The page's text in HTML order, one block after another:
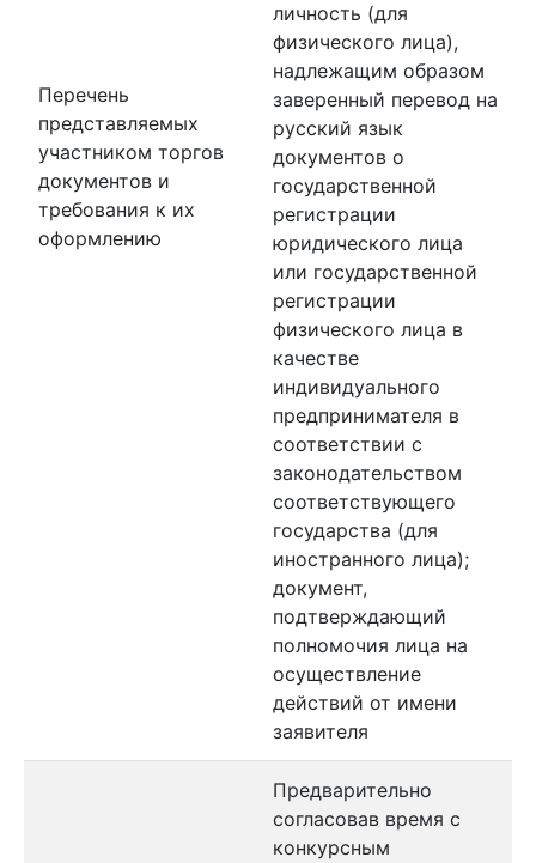
Перечень
представляемых
участником торгов
документов и
требования к их
оформлению
личность (для
физического лица),
надлежащим образом
заверенный перевод на
русский язык
документов о
государственной
регистрации
юридического лица
или государственной
регистрации
физического лица в
качестве
индивидуального
предпринимателя в
соответствии с
законодательством
соответствующего
государства (для
иностранного лица);
документ,
подтверждающий
полномочия лица на
осуществление
действий от имени
заявителя
Предварительно
согласовав время с
конкурсным